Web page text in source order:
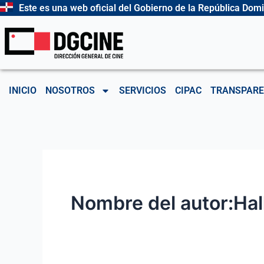
Ir
contenido
Este es una web oficial del Gobierno de la República
INICIO NOSOTROS SERVICIOS CIPAC
Nombre del